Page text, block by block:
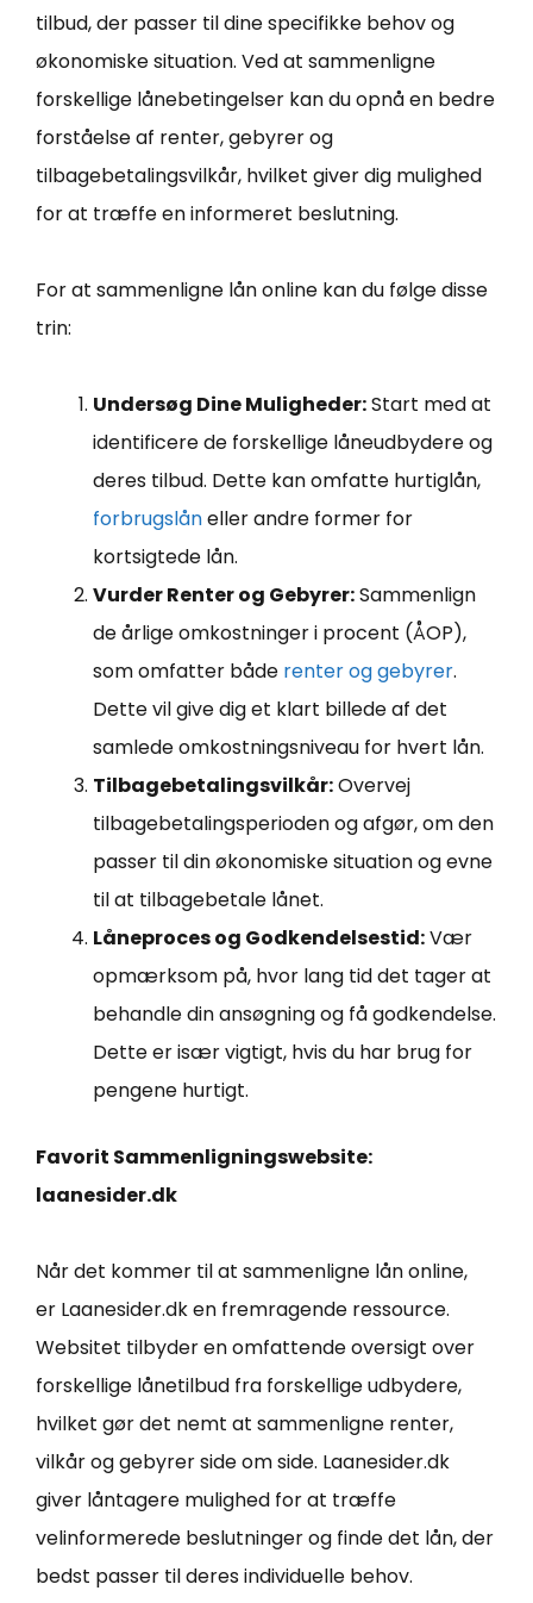
tilbud, der passer til dine specifikke behov og
økonomiske situation. Ved at sammenligne
forskellige lånebetingelser kan du opnå en bedre
forståelse af renter, gebyrer og
tilbagebetalingsvilkår, hvilket giver dig mulighed
for at træffe en informeret beslutning.
For at sammenligne lån online kan du følge disse
trin:
Undersøg Dine Muligheder:Start med at
identificere de forskellige låneudbydere og
deres tilbud. Dette kan omfatte hurtiglån,
forbrugslåneller andre former for
kortsigtede lån.
Vurder Renter og Gebyrer:Sammenlign
de årlige omkostninger i procent (ÅOP),
som omfatter både renter og gebyrer.
Dette vil give dig et klart billede af det
samlede omkostningsniveau for hvert lån.
Tilbagebetalingsvilkår:Overvej
tilbagebetalingsperioden og afgør, om den
passer til din økonomiske situation og evne
til at tilbagebetale lånet.
Låneproces og Godkendelsestid:Vær
opmærksom på, hvor lang tid det tager at
behandle din ansøgning og få godkendelse.
Dette er især vigtigt, hvis du har brug for
pengene hurtigt.
Favorit Sammenligningswebsite:
laanesider.dk
Når det kommer til at sammenligne lån online,
er Laanesider.dk en fremragende ressource.
Websitet tilbyder en omfattende oversigt over
forskellige lånetilbud fra forskellige udbydere,
hvilket gør det nemt at sammenligne renter,
vilkår og gebyrer side om side. Laanesider.dk
giver låntagere mulighed for at træffe
velinformerede beslutninger og finde det lån, der
bedst passer til deres individuelle behov.